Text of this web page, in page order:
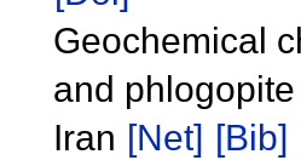
Geochemical
and
Iran [Net] [Bib]